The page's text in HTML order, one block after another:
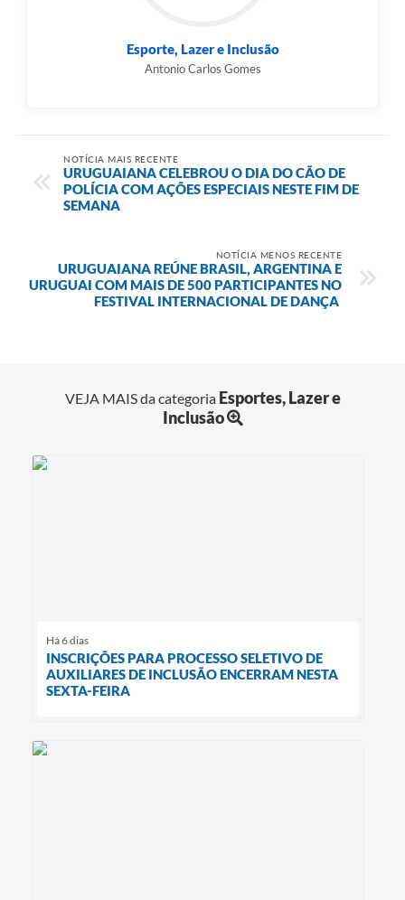
Esporte, Lazer e Inclusão
Antonio Carlos Gomes
NOTÍCIA MAIS RECENTE
URUGUAIANA CELEBROU O DIA DO CÃO DE
POLÍCIA COM AÇÕES ESPECIAIS NESTE FIM DE
SEMANA
NOTÍCIA MENOS RECENTE
URUGUAIANA REÚNE BRASIL, ARGENTINA E
URUGUAI COM MAIS DE 500 PARTICIPANTES NO
FESTIVAL INTERNACIONAL DE DANÇA
VEJA MAIS da categoria Esportes, Lazer e
Inclusão
Há 6 dias
INSCRIÇÕES PARA PROCESSO SELETIVO DE
AUXILIARES DE INCLUSÃO ENCERRAM NESTA
SEXTA-FEIRA